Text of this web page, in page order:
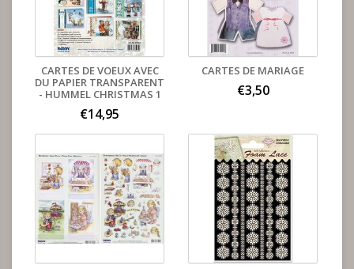
CARTES DE VOEUX AVEC
DU PAPIER TRANSPARENT
- HUMMEL CHRISTMAS 1
€14,95
CARTES DE MARIAGE
€3,50